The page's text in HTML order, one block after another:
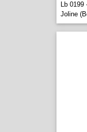
Lb 0199
Joline